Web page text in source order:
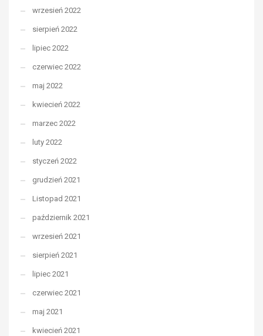
wrzesień 2022
sierpień 2022
lipiec 2022
czerwiec 2022
maj 2022
kwiecień 2022
marzec 2022
luty 2022
styczeń 2022
grudzień 2021
Listopad 2021
październik 2021
wrzesień 2021
sierpień 2021
lipiec 2021
czerwiec 2021
maj 2021
kwiecień 2021